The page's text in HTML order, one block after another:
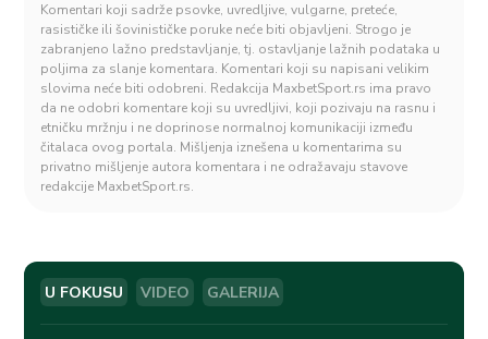
Komentari koji sadrže psovke, uvredljive, vulgarne, preteće,
rasističke ili šovinističke poruke neće biti objavljeni. Strogo je
zabranjeno lažno predstavljanje, tj. ostavljanje lažnih podataka u
poljima za slanje komentara. Komentari koji su napisani velikim
slovima neće biti odobreni. Redakcija MaxbetSport.rs ima pravo
da ne odobri komentare koji su uvredljivi, koji pozivaju na rasnu i
etničku mržnju i ne doprinose normalnoj komunikaciji između
čitalaca ovog portala. Mišljenja iznešena u komentarima su
privatno mišljenje autora komentara i ne odražavaju stavove
redakcije MaxbetSport.rs.
U FOKUSU VIDEO GALERIJA